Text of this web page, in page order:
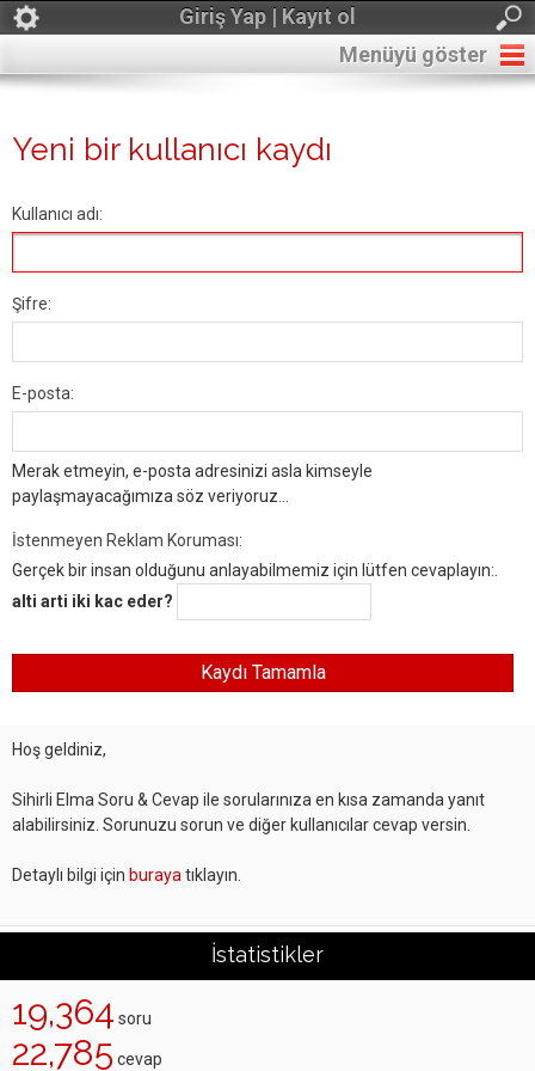
Giriş Yap | Kayıt ol
Menüyü göster
Yeni bir kullanıcı kaydı
Kullanıcı adı:
Şifre:
E-posta:
Merak etmeyin, e-posta adresinizi asla kimseyle
paylaşmayacağımıza söz veriyoruz...
İstenmeyen Reklam Koruması:
Gerçek bir insan olduğunu anlayabilmemiz için lütfen cevaplayın:.
alti arti iki kac eder?
Hoş geldiniz,
Sihirli Elma Soru & Cevap ile sorularınıza en kısa zamanda yanıt
alabilirsiniz. Sorunuzu sorun ve diğer kullanıcılar cevap versin.
Detaylı bilgi için buraya tıklayın.
İstatistikler
19,364 soru
22,785 cevap